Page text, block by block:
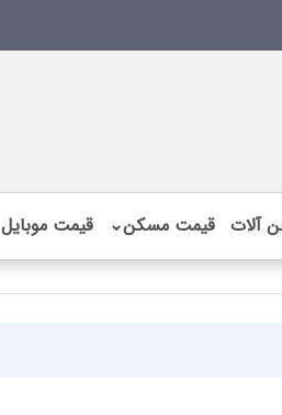
آلات قیمت مسکن⌄ قیمت موبایل